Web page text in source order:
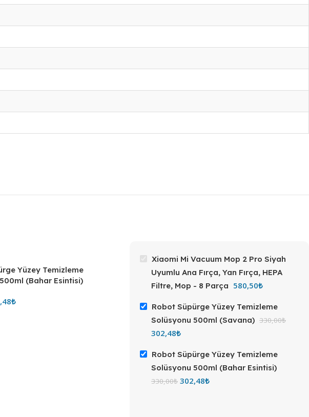
Yüzey Temizleme
(Bahar Esintisi)
₺
Xiaomi Mi Vacuum Mop 2 Pro Siyah
Uyumlu Ana Fırça, Yan Fırça, HEPA
Filtre, Mop - 8 Parça 580,50₺
Robot Süpürge Yüzey Temizleme
Solüsyonu 500ml (Savana) 330,00₺
302,48₺
Robot Süpürge Yüzey Temizleme
Solüsyonu 500ml (Bahar Esintisi)
330,00₺ 302,48₺